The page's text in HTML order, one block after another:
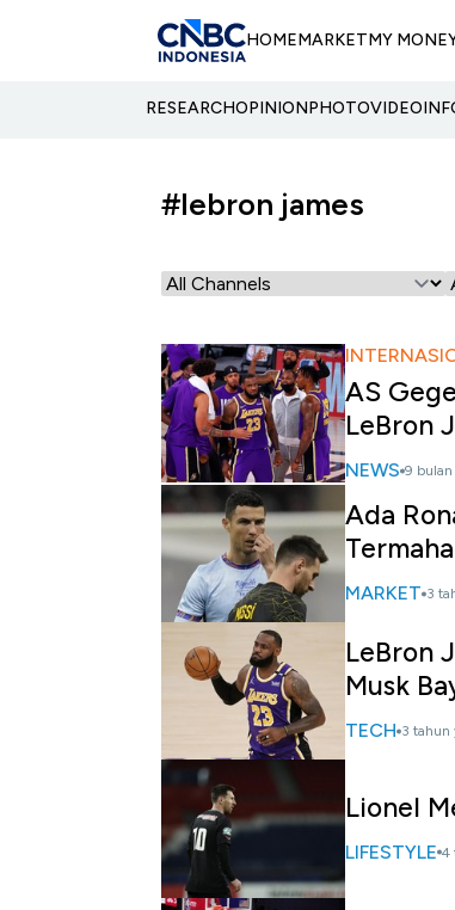
HOMEMARKETMY
RESEARCHOPINIONPHOTOVIDEO
#lebron james
AS
LeBron
NEWS 9 bulan
Ada
MARKET 3
LeBron
Musk
TECH 3 tahun
Lionel
LIFESTYLE 4